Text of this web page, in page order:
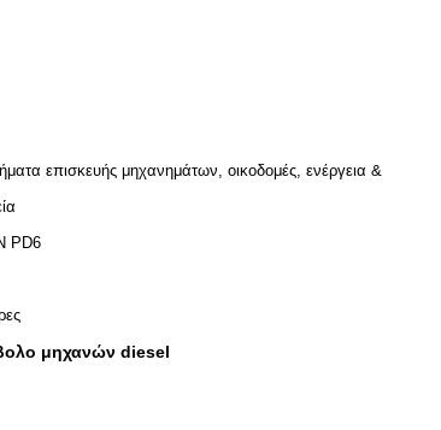
επισκευής μηχανημάτων, οικοδομές, ενέργεια &
PD6
μηχανών diesel